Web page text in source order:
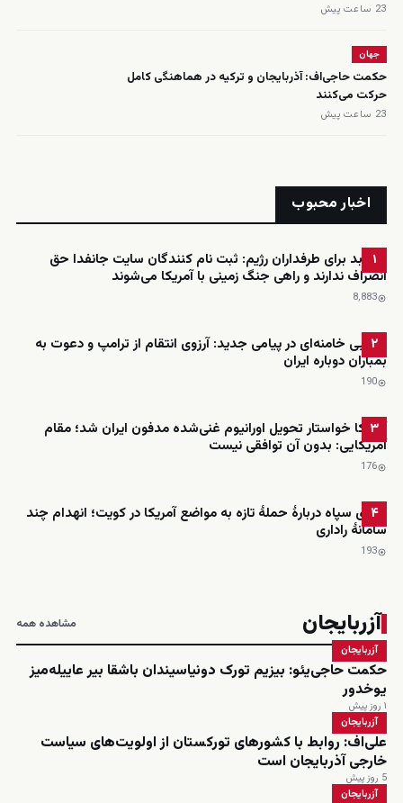
23 ساعت پیش
جهان
حکمت حاجی‌اف: آذربایجان و ترکیه در هماهنگی کامل
حرکت می‌کنند
23 ساعت پیش
اخبار محبوب
۱
خبر بد برای طرفداران رژیم: ثبت نام کنندگان سایت جانفدا حق
انصراف ندارند و راهی جنگ زمینی با آمریکا می‌شوند
8٬883
۲
مجتبی خامنه‌ای در پیامی جدید: آرزوی انتقام از ترامپ و دعوت به
بمباران دوباره ایران
190
۳
آمریکا خواستار تحویل اورانیوم غنی‌شده مدفون ایران شد؛ مقام
آمریکایی: بدون آن توافقی نیست
176
۴
ادعای سپاه دربارهٔ حملهٔ تازه به مواضع آمریکا در کویت؛ انهدام چند
سامانهٔ راداری
193
آزربایجان مشاهده همه
آزربایجان
حکمت حاجی‌یئو: بیزیم تورک دونیاسیندان باشقا بیر عاییله‌میز
یوخدور
۱ روز پیش
آزربایجان
علی‌اف: روابط با کشورهای تورکستان از اولویت‌های سیاست
خارجی آذربایجان است
5 روز پیش
آزربایجان